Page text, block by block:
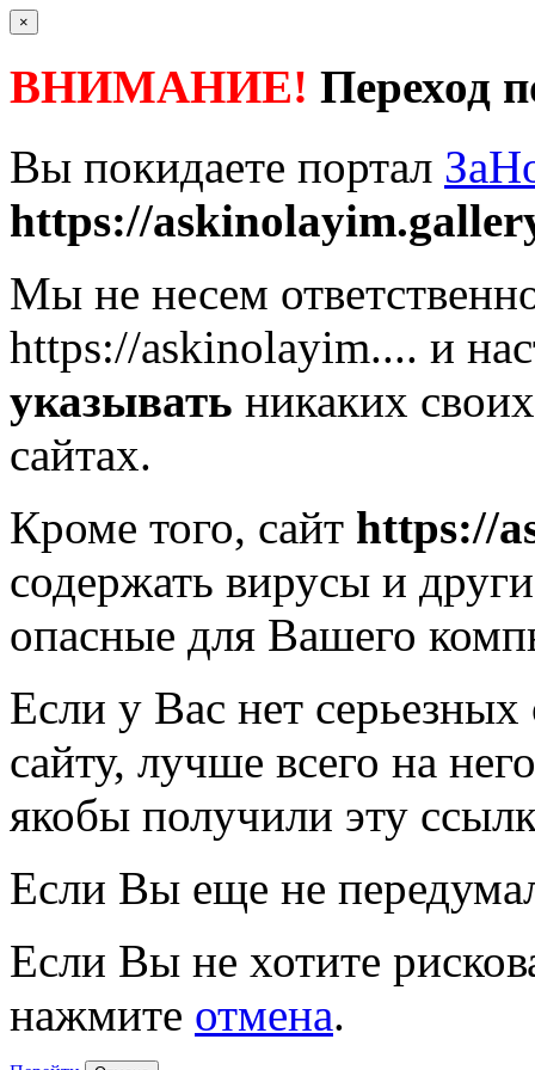
×
ВНИМАНИЕ! Переход
Вы покидаете портал
https://
Мы не несем
https://askinolayim.... и
указывать никаких
сайтах.
Кроме того, сайт https://
содержать вирусы и
опасные для Вашего
Если у Вас нет
сайту, лучше всего на
якобы получили эту
Если Вы еще не
Если Вы не хотите
нажмите отмена.